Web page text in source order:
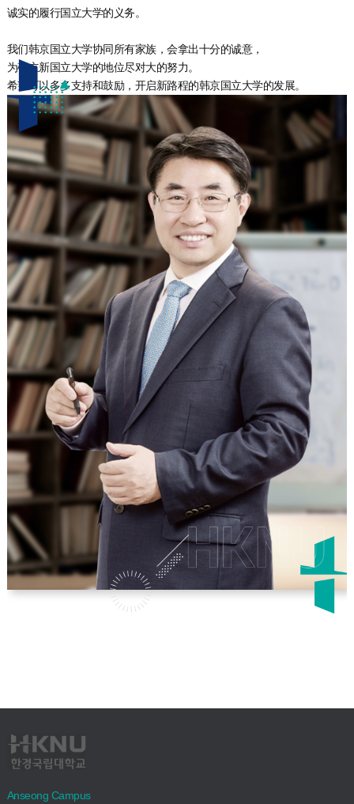
诚实的履行国立大学的义务。
我们韩京国立大学协同所有家族，会拿出十分的诚意，
为确立新国立大学的地位尽对大的努力。
希望可以多多支持和鼓励，开启新路程的韩京国立大学的发展。
Anseong Campus